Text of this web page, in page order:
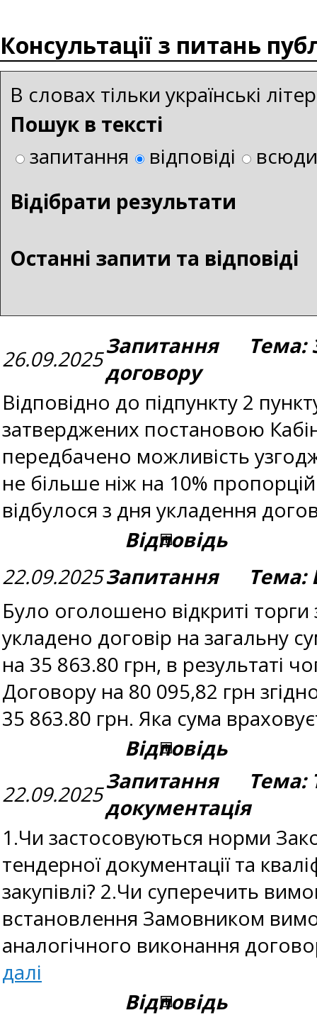
Консультації з питань
В словах тільки українські
Пошук в тексті
запитання
відповіді
всюди
Bідібрати результати
Останні запити та відповіді
26.09.2025Запитання Тема:
договору
Відповідно до підпункту 2
затверджених постановою
передбачено можливість
не більше ніж на 10%
відбулося з дня укладення
Відповідь
22.09.2025Запитання Тема:
Було оголошено відкриті
укладено договір на загальну
на 35 863.80 грн, в результаті
Договору на 80 095,82 грн
35 863.80 грн. Яка сума
Відповідь
22.09.2025Запитання Тема:
документація
1.Чи застосовуються норми
тендерної документації та
закупівлі? 2.Чи суперечить
встановлення Замовником
аналогічного виконання
далі
Відповідь